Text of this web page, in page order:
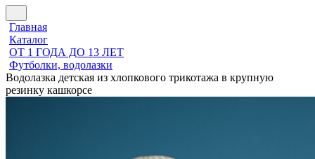
Главная
Каталог
ОТ 1 ГОДА ДО 13 ЛЕТ
Футболки, водолазки
Водолазка детская из хлопкового трикотажа в крупную
резинку кашкорсе